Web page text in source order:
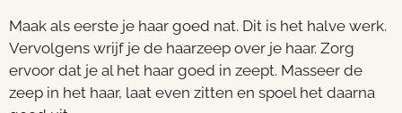
Maak als eerste je haar goed nat. Dit is het halve werk.
Vervolgens wrijf je de haarzeep over je haar. Zorg
ervoor dat je al het haar goed in zeept. Masseer de
zeep in het haar, laat even zitten en spoel het daarna